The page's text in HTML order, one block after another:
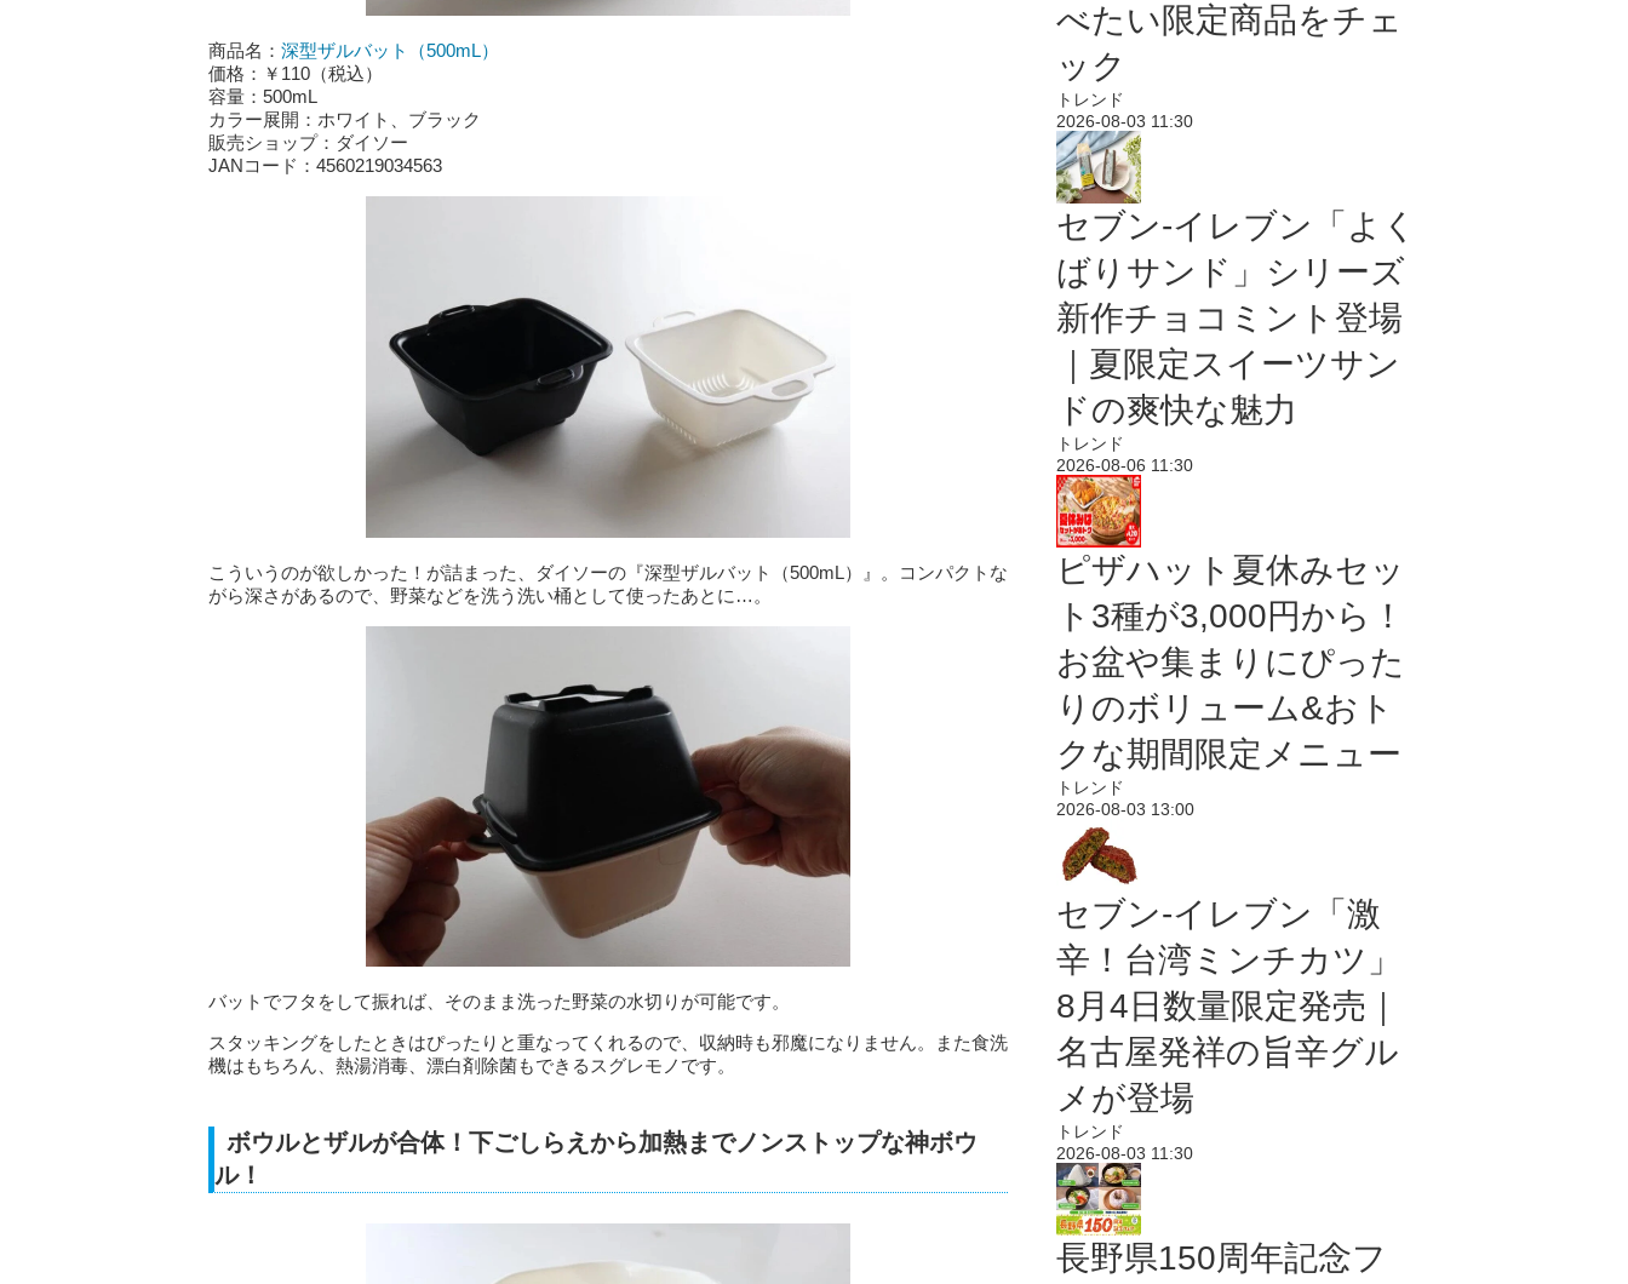
商品名： 深型ザルバット（500mL）
価格：￥110（税込）
容量：500mL
カラー展開：ホワイト、ブラック
販売ショップ：ダイソー
JANコード：4560219034563
こういうのが欲しかった！が詰まった、ダイソーの『深型ザルバット（500mL）』。コンパクトな
がら深さがあるので、野菜などを洗う洗い桶として使ったあとに…。
バットでフタをして振れば、そのまま洗った野菜の水切りが可能です。
スタッキングをしたときはぴったりと重なってくれるので、収納時も邪魔になりません。また食洗
機はもちろん、熱湯消毒、漂白剤除菌もできるスグレモノです。
ボウルとザルが合体！下ごしらえから加熱までノンストップな神ボウ
ル！
べたい限定商品をチェ
ック
トレンド
2026-08-03 11:30
セブン‐イレブン「よく
ばりサンド」シリーズ
新作チョコミント登場
｜夏限定スイーツサン
ドの爽快な魅力
トレンド
2026-08-06 11:30
ピザハット夏休みセッ
ト3種が3,000円から！
お盆や集まりにぴった
りのボリューム&おト
クな期間限定メニュー
トレンド
2026-08-03 13:00
セブン-イレブン「激
辛！台湾ミンチカツ」
8月4日数量限定発売｜
名古屋発祥の旨辛グル
メが登場
トレンド
2026-08-03 11:30
長野県150周年記念フ